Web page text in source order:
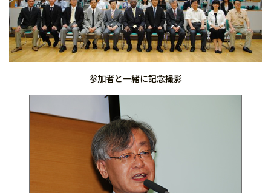
参加者と一緒に記念撮影